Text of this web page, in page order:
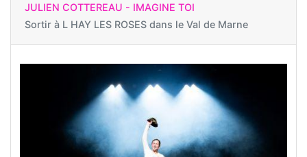
JULIEN COTTEREAU - IMAGINE TOI
Sortir à L HAY LES ROSES dans le Val de Marne